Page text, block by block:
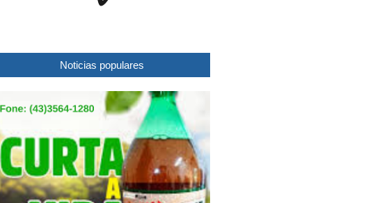
Noticias populares